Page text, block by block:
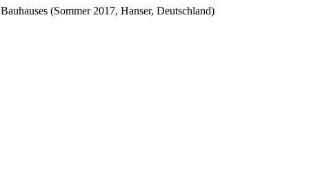
(Sommer 2017, Hanser, Deutschland)